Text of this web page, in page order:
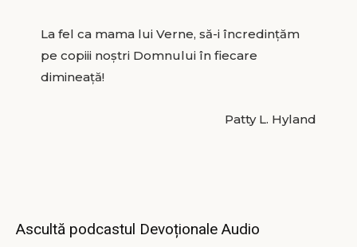
La fel ca mama lui Verne, să-i încredințăm
pe copiii noștri Domnului în fiecare
dimineață!
Patty L. Hyland
Ascultă podcastul Devoționale Audio